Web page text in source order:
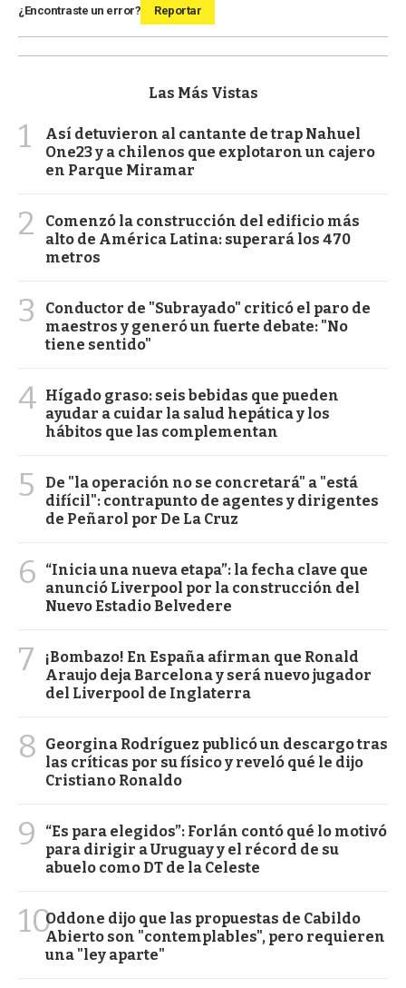
¿Encontraste un error? Reportar
Las Más Vistas
1
Así detuvieron al cantante de trap Nahuel
One23 y a chilenos que explotaron un cajero
en Parque Miramar
2
Comenzó la construcción del edificio más
alto de América Latina: superará los 470
metros
3
Conductor de "Subrayado" criticó el paro de
maestros y generó un fuerte debate: "No
tiene sentido"
4 Hígado graso: seis bebidas que pueden
ayudar a cuidar la salud hepática y los
hábitos que las complementan
5
De "la operación no se concretará" a "está
difícil": contrapunto de agentes y dirigentes
de Peñarol por De La Cruz
6
“Inicia una nueva etapa”: la fecha clave que
anunció Liverpool por la construcción del
Nuevo Estadio Belvedere
7
¡Bombazo! En España afirman que Ronald
Araujo deja Barcelona y será nuevo jugador
del Liverpool de Inglaterra
8
Georgina Rodríguez publicó un descargo tras
las críticas por su físico y reveló qué le dijo
Cristiano Ronaldo
9
“Es para elegidos”: Forlán contó qué lo motivó
para dirigir a Uruguay y el récord de su
abuelo como DT de la Celeste
10Oddone dijo que las propuestas de Cabildo
Abierto son "contemplables", pero requieren
una "ley aparte"